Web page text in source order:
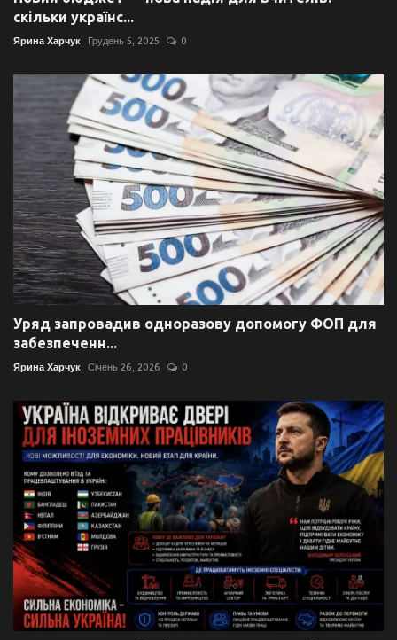
скільки українс...
Ярина Харчук Грудень 5, 2025 0
Уряд запровадив одноразову допомогу ФОП для
забезпеченн...
Ярина Харчук Січень 26, 2026 0